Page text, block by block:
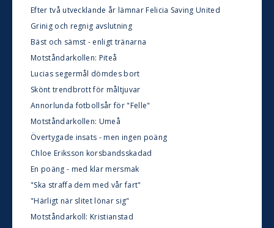
Efter två utvecklande år lämnar Felicia Saving United
Grinig och regnig avslutning
Bäst och sämst - enligt tränarna
Motståndarkollen: Piteå
Lucias segermål dömdes bort
Skönt trendbrott för måltjuvar
Annorlunda fotbollsår för "Felle"
Motståndarkollen: Umeå
Övertygade insats - men ingen poäng
Chloe Eriksson korsbandsskadad
En poäng - med klar mersmak
"Ska straffa dem med vår fart"
"Härligt när slitet lönar sig"
Motståndarkoll: Kristianstad